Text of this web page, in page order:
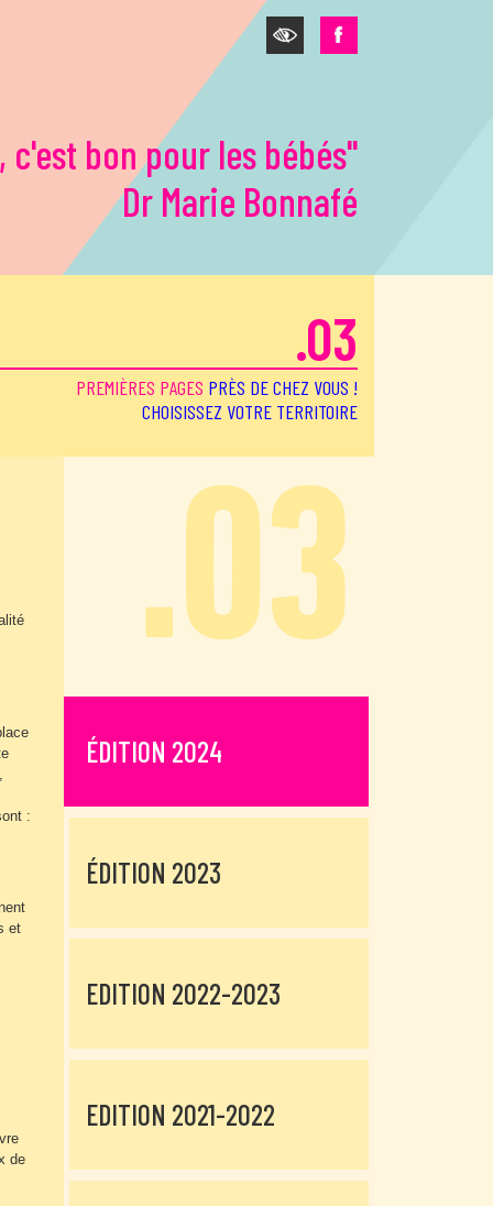
c'est bon pour les bébés"
Dr Marie Bonnafé
.03
PREMIÈRES PAGES PRÈS DE CHEZ VOUS !
CHOISISSEZ VOTRE TERRITOIRE
:
et
de
ÉDITION 2024
ÉDITION 2023
EDITION 2022-2023
EDITION 2021-2022